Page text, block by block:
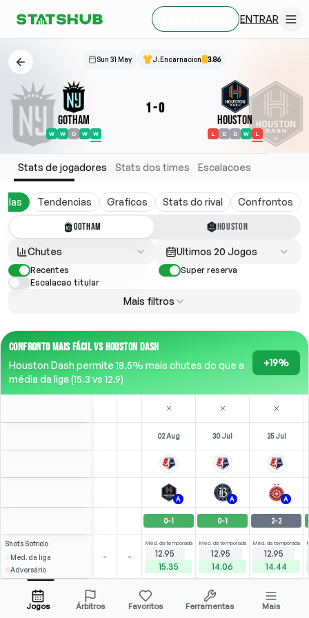
ENTRAR
Sun 31 May J. Encarnacion 3.86
Gotham
W W D W W
1-0
Houston
L D D W L
Stats de jogadores Stats dos times Escalacoes
Tendencias Graficos Stats do rival Confrontos
GOTHAM HOUSTON
Chutes Ultimos 20 Jogos
Recentes
Super reserva
Escalacao titular
Mais filtros
CONFRONTO MAIS FÁCIL VS HOUSTON DASH
Houston Dash permite 18.5% mais chutes do que a
média da liga (15.3 vs 12.9)
+19%
02 Aug 30 Jul 25 Jul
A A A
0-1 0-1 2-2
Shots Sofrido
Méd. da liga
Adversário
- -
Méd. da temporada
12.95
15.35
Méd. da temporada
12.95
14.06
Méd. da temporada
12.95
14.44
S. Kerr Abrir menu 75' ST
5
ST-79'
2
ST- 78
Jogos Árbitros Favoritos Ferramentas Mais